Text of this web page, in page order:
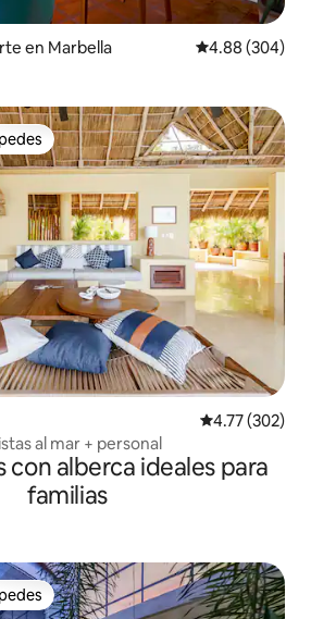
en Marbella Calificación
4.88 (304)
Calificación
4.77 (302)
al mar + personal
con alberca ideales para
familias